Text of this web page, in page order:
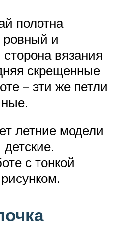
полотна
ровный и
вязания
скрещенные
– эти же петли
летние модели
детские.
с тонкой